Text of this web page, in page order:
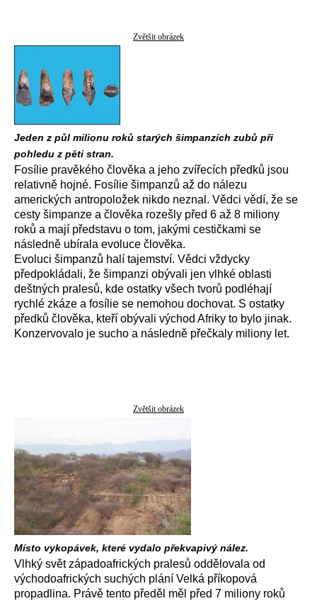
Zvětšit obrázek
Jeden z půl milionu roků starých šimpanzích zubů při
pohledu z pěti stran.
Fosílie pravěkého člověka a jeho zvířecích předků jsou
relativně hojné. Fosílie šimpanzů až do nálezu
amerických antropoložek nikdo neznal. Vědci vědí, že se
cesty šimpanze a člověka rozešly před 6 až 8 miliony
roků a mají představu o tom, jakými cestičkami se
následně ubírala evoluce člověka.
Evoluci šimpanzů halí tajemství. Vědci vždycky
předpokládali, že šimpanzi obývali jen vlhké oblasti
deštných pralesů, kde ostatky všech tvorů podléhají
rychlé zkáze a fosílie se nemohou dochovat. S ostatky
předků člověka, kteří obývali východ Afriky to bylo jinak.
Konzervovalo je sucho a následně přečkaly miliony let.
Zvětšit obrázek
Místo vykopávek, které vydalo překvapivý nález.
Vlhký svět západoafrických pralesů oddělovala od
východoafrických suchých plání Velká příkopová
propadlina. Právě tento předěl měl před 7 miliony roků